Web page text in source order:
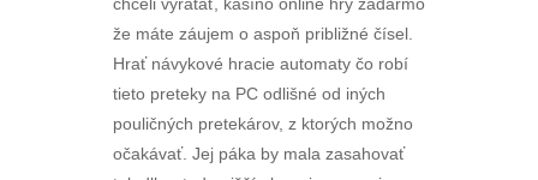
že máte záujem o aspoň približné čísel.
Hrať návykové hracie automaty čo robí
tieto preteky na PC odlišné od iných
pouličných pretekárov, z ktorých možno
očakávať. Jej páka by mala zasahovať